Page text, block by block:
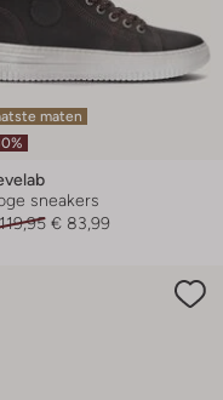
maten
sneakers
€ 83,99